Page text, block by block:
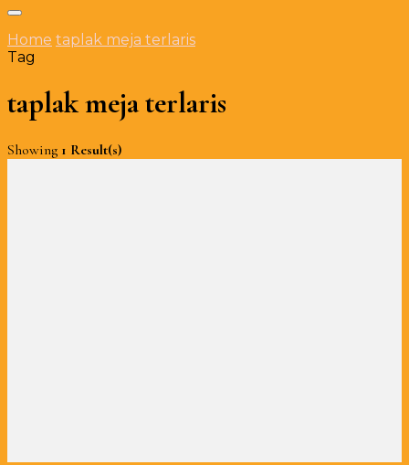
Home taplak meja terlaris
Tag
taplak meja terlaris
Showing 1 Result(s)